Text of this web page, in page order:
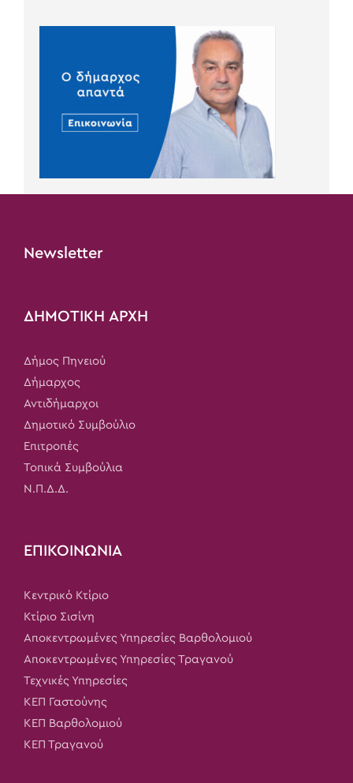
Newsletter
ΔΗΜΟΤΙΚΗ ΑΡΧΗ
Δήμος Πηνειού
Δήμαρχος
Αντιδήμαρχοι
Δημοτικό Συμβούλιο
Επιτροπές
Τοπικά Συμβούλια
Ν.Π.Δ.Δ.
ΕΠΙΚΟΙΝΩΝΙΑ
Κεντρικό Κτίριο
Κτίριο Σισίνη
Αποκεντρωμένες Υπηρεσίες Βαρθολομιού
Αποκεντρωμένες Υπηρεσίες Τραγανού
Τεχνικές Υπηρεσίες
ΚΕΠ Γαστούνης
ΚΕΠ Βαρθολομιού
ΚΕΠ Τραγανού